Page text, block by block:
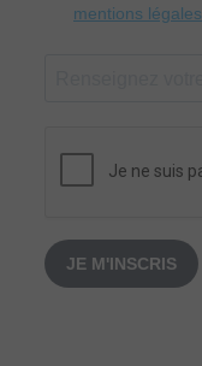
mentions légales
JE M'INSCRIS